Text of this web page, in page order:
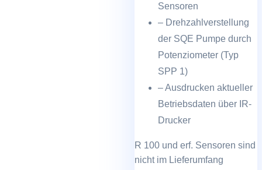
Sensoren
– Drehzahlverstellung
der SQE Pumpe durch
Potenziometer (Typ
SPP 1)
– Ausdrucken aktueller
Betriebsdaten über IR-
Drucker
R 100 und erf. Sensoren sind
nicht im Lieferumfang